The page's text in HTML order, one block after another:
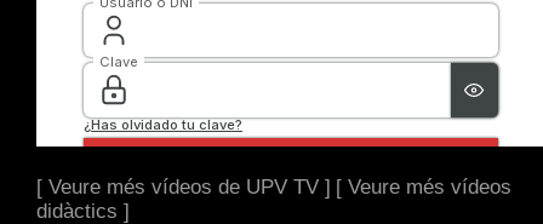
[ Veure més vídeos de UPV TV ] [ Veure més vídeos
didàctics ]